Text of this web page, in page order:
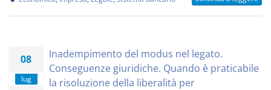
08
lug
Inadempimento del modus nel legato.
Conseguenze giuridiche. Quando è praticabile
la risoluzione della liberalità per